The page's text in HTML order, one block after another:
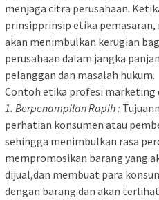
menjaga citra perusahaan.
prinsipprinsip etika
akan menimbulkan kerugian
perusahaan dalam jangka
pelanggan dan masalah hukum.
Contoh etika profesi marketing
1. Berpenampilan Rapih :
perhatian konsumen atau
sehingga menimbulkan rasa
mempromosikan barang yang
dijual,dan membuat para
dengan barang dan akan terlihat